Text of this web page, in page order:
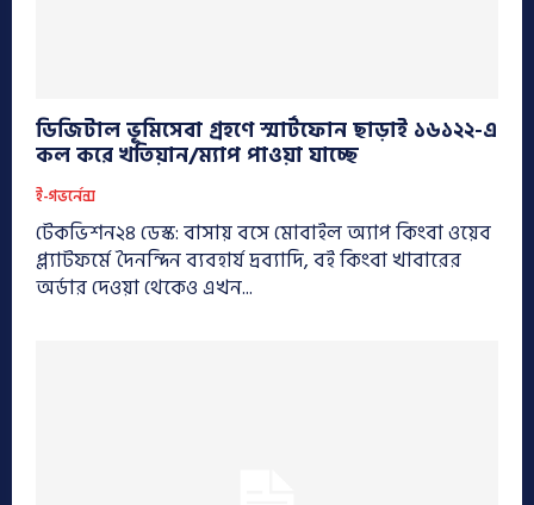
ডিজিটাল ভূমিসেবা গ্রহণে স্মার্টফোন ছাড়াই ১৬১২২-এ
কল করে খতিয়ান/ম্যাপ পাওয়া যাচ্ছে
ই-গভর্নেন্স
টেকভিশন২৪ ডেস্ক: বাসায় বসে মোবাইল অ্যাপ কিংবা ওয়েব
প্ল্যাটফর্মে দৈনন্দিন ব্যবহার্য দ্রব্যাদি, বই কিংবা খাবারের
অর্ডার দেওয়া থেকেও এখন...